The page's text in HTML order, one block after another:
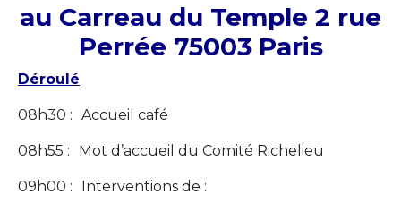
au Carreau du Temple 2 rue
Perrée 75003 Paris
Déroulé
08h30 : Accueil café
08h55 : Mot d’accueil du Comité Richelieu
09h00 : Interventions de :